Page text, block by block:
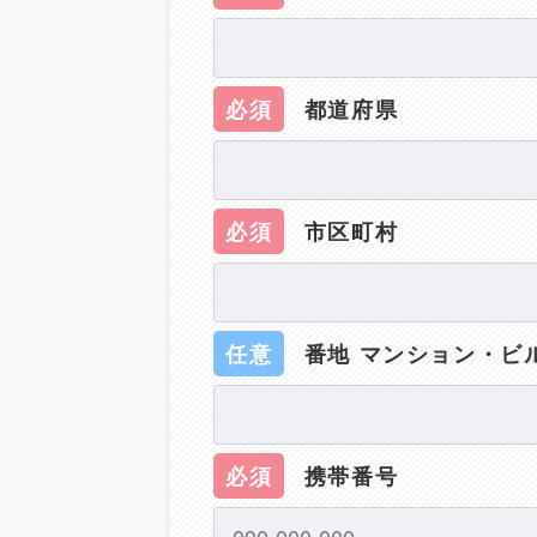
必須 都道府県
必須 市区町村
任意 番地 マンション・ビ
必須 携帯番号